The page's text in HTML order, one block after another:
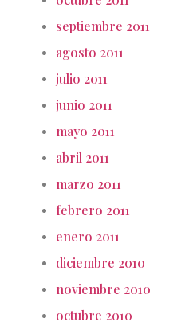
septiembre 2011
agosto 2011
julio 2011
junio 2011
mayo 2011
abril 2011
marzo 2011
febrero 2011
enero 2011
diciembre 2010
noviembre 2010
octubre 2010